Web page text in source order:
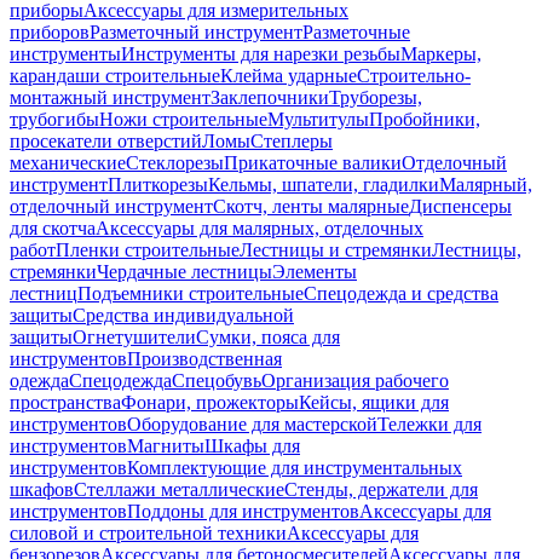
приборыАксессуары для измерительных
приборовРазметочный инструментРазметочные
инструментыИнструменты для нарезки резьбыМаркеры,
карандаши строительныеКлейма ударныеСтроительно-
монтажный инструментЗаклепочникиТруборезы,
трубогибыНожи строительныеМультитулыПробойники,
просекатели отверстийЛомыСтеплеры
механическиеСтеклорезыПрикаточные валикиОтделочный
инструментПлиткорезыКельмы, шпатели, гладилкиМалярный,
отделочный инструментСкотч, ленты малярныеДиспенсеры
для скотчаАксессуары для малярных, отделочных
работПленки строительныеЛестницы и стремянкиЛестницы,
стремянкиЧердачные лестницыЭлементы
лестницПодъемники строительныеСпецодежда и средства
защитыСредства индивидуальной
защитыОгнетушителиСумки, пояса для
инструментовПроизводственная
одеждаСпецодеждаСпецобувьОрганизация рабочего
пространстваФонари, прожекторыКейсы, ящики для
инструментовОборудование для мастерскойТележки для
инструментовМагнитыШкафы для
инструментовКомплектующие для инструментальных
шкафовСтеллажи металлическиеСтенды, держатели для
инструментовПоддоны для инструментовАксессуары для
силовой и строительной техникиАксессуары для
бензорезовАксессуары для бетоносмесителейАксессуары для